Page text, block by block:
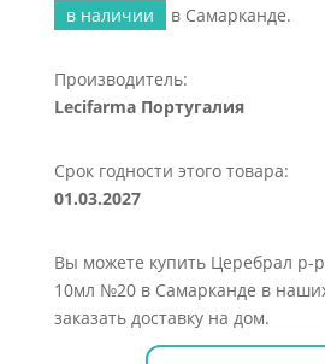
в наличии
в Самарканде.
Производитель:
Lecifarma Португалия
Срок годности этого товара:
01.03.2027
Вы можете купить Церебрал р-
10мл №20 в Самарканде в
заказать доставку на дом.